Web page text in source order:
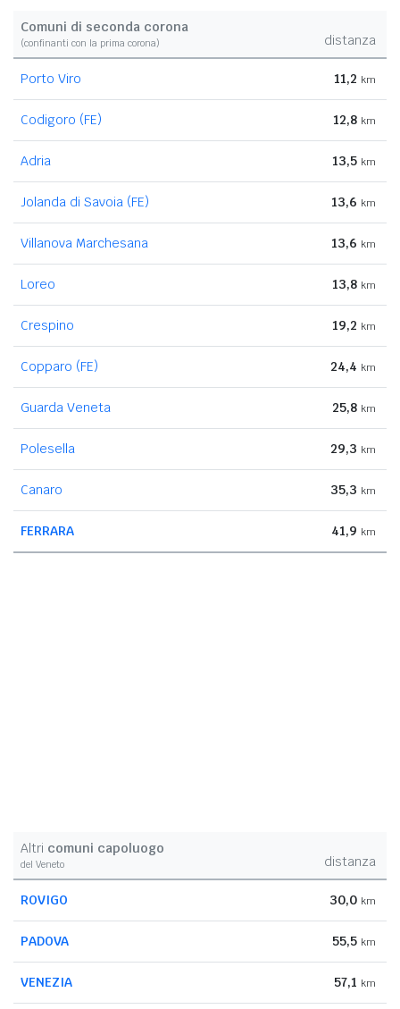
Comuni di seconda corona
(confinanti con la prima corona) distanza
Porto Viro 11,2 km
Codigoro (FE) 12,8 km
Adria 13,5 km
Jolanda di Savoia (FE) 13,6 km
Villanova Marchesana 13,6 km
Loreo 13,8 km
Crespino 19,2 km
Copparo (FE) 24,4 km
Guarda Veneta 25,8 km
Polesella 29,3 km
Canaro 35,3 km
FERRARA 41,9 km
Altri comuni capoluogo
del Veneto distanza
ROVIGO 30,0 km
PADOVA 55,5 km
VENEZIA 57,1 km